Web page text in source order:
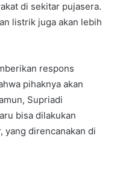
di sekitar pujasera.
listrik juga akan lebih
respons
pihaknya akan
Supriadi
bisa dilakukan
yang direncanakan di